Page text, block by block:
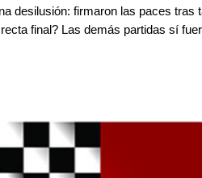
desilusión: firmaron las paces
final? Las demás partidas sí